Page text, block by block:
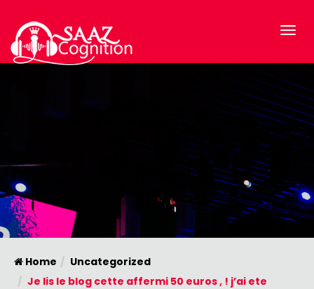
Home
Uncategorized
Je lis le blog cette affermi 50 euros , ! j’ai ete